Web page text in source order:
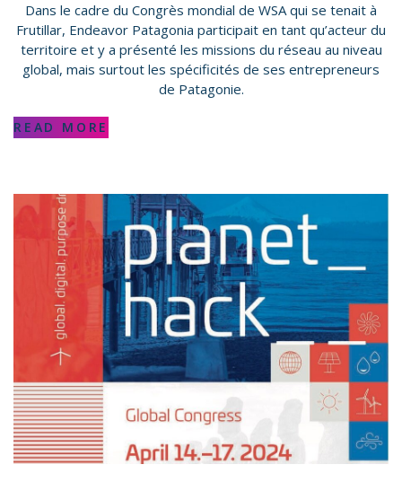
Dans le cadre du Congrès mondial de WSA qui se tenait à
Frutillar, Endeavor Patagonia participait en tant qu’acteur du
territoire et y a présenté les missions du réseau au niveau
global, mais surtout les spécificités de ses entrepreneurs
de Patagonie.
READ MORE